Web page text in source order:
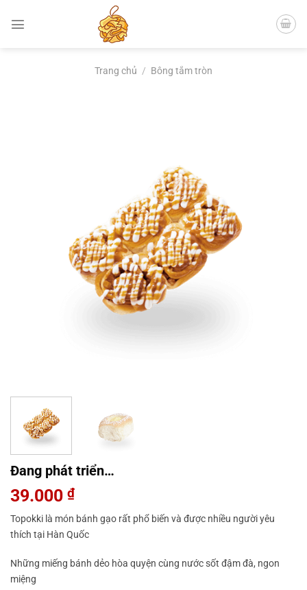
đến
Trang chủ / Bông tắm tròn
Đang phát triển…
39.000 ₫
Topokki là món bánh gạo rất phổ biến và được nhiều người yêu
thích tại Hàn Quốc
Những miếng bánh dẻo hòa quyện cùng nước sốt đậm đà, ngon
miệng